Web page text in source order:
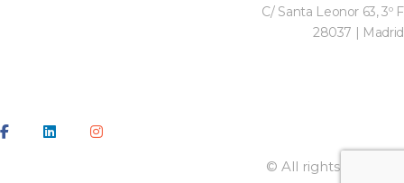
C/ Santa Leonor 63, 3º F
28037 | Madrid
© All rights reserved